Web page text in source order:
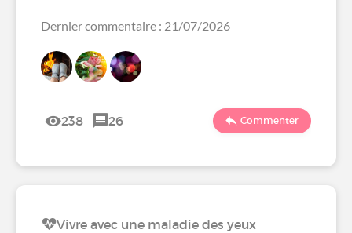
Dernier commentaire : 21/07/2026
238 26 Commenter
Vivre avec une maladie des yeux